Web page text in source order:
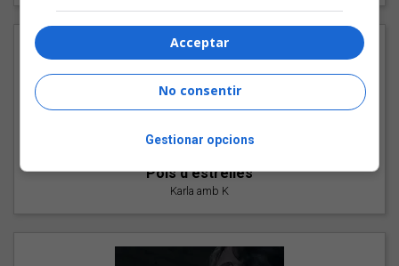
"Pols d'estrelles"
Karla amb K
Acceptar
No consentir
Gestionar opcions